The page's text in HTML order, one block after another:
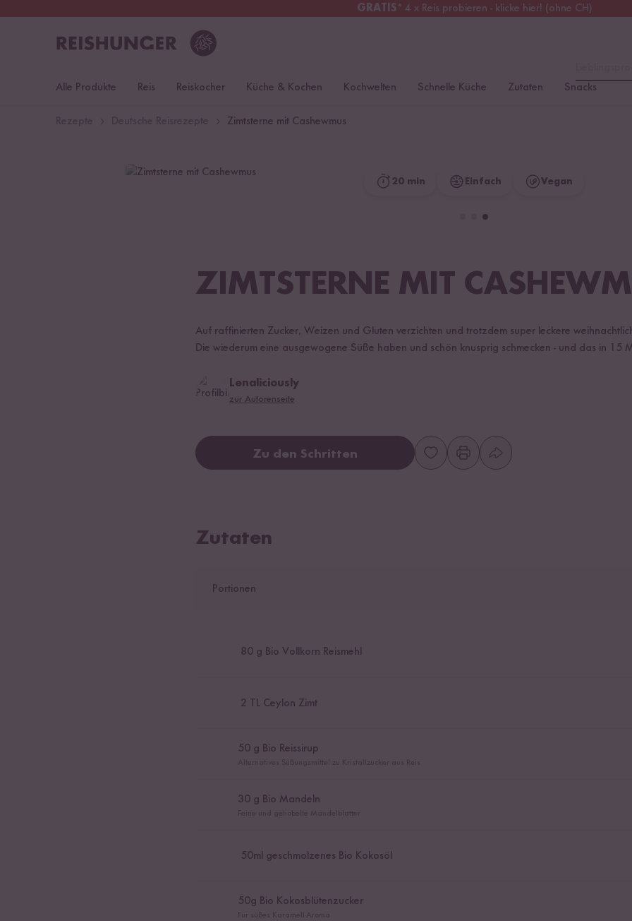
GRATIS* 4 x Reis probieren - klicke hier! (ohne CH)
Kostenloser Versand
Alle Produkte
Reis Reiskocher Küche & Kochen Kochwelten Schnelle Küche Zutaten Snacks
Zimtsterne mit Cashewmus
20 min Einfach Vegan
ZIMTSTERNE MIT
Auf raffinierten Zucker, Weizen und Gluten verzichten und trotzdem super leckere
Die wiederum eine ausgewogene Süße haben und schön knusprig schmecken - und das in 15
Lenaliciously
zur Autorenseite
Zu den Schritten
Zutaten
Portionen
80g Bio Vollkorn Reismehl
2 TL Ceylon Zimt
50g Bio Reissirup
30g Bio Mandeln
50ml geschmolzenes Bio Kokosöl
50g Bio Kokosblütenzucker